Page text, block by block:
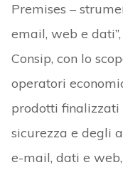
Premises –
email, web e
Consip, con lo
operatori
prodotti finalizzati
sicurezza e degli
e-mail, dati e